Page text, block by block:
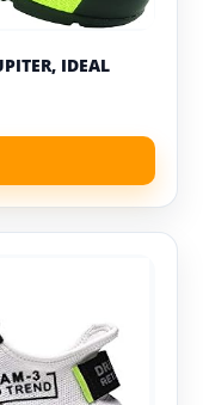
IDEAL